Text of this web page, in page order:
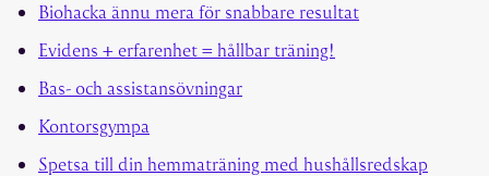
Biohacka ännu mera för snabbare resultat
Evidens + erfarenhet = hållbar träning!
Bas- och assistansövningar
Kontorsgympa
Spetsa till din hemmaträning med hushållsredskap